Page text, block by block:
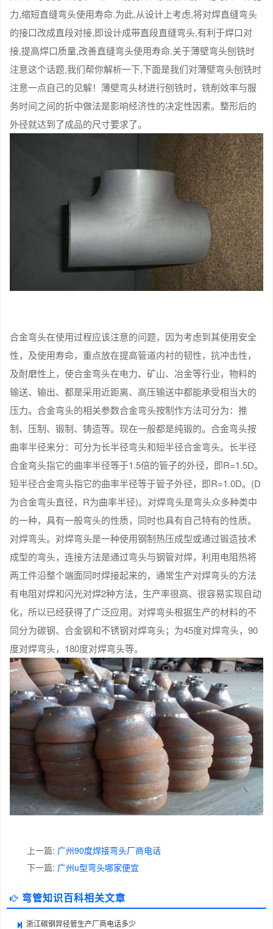
力,缩短直缝弯头使用寿命.为此,从设计上考虑,将对焊直缝弯头
的接口改成直段对接,即设计成带直段直缝弯头,有利于焊口对
接,提高焊口质量,改善直缝弯头使用寿命.关于薄壁弯头刨铣时
注意这个话题,我们帮你解析一下,下面是我们对薄壁弯头刨铣时
注意一点自己的见解！薄壁弯头材进行刨铣时，铣削效率与服
务时间之间的折中做法是影响经济性的决定性因素。整形后的
外径就达到了成品的尺寸要求了。
合金弯头在使用过程应该注意的问题，因为考虑到其使用安全
性，及使用寿命，重点放在提高管道内衬的韧性，抗冲击性，
及耐磨性上，使合金弯头在电力、矿山、冶金等行业，物料的
输送、输出、都是采用近距离、高压输送中都能承受相当大的
压力。合金弯头的相关参数合金弯头按制作方法可分为：推
制、压制、锻制、铸造等。现在一般都是纯锻的。合金弯头按
曲率半径来分：可分为长半径弯头和短半径合金弯头。长半径
合金弯头指它的曲率半径等于1.5倍的管子的外径，即R=1.5D。
短半径合金弯头指它的曲率半径等于管子外径，即R=1.0D。(D
为合金弯头直径，R为曲率半径)。对焊弯头是弯头众多种类中
的一种，具有一般弯头的性质，同时也具有自己特有的性质。
对焊弯头。对焊弯头是一种使用钢制热压成型或通过锻造技术
成型的弯头，连接方法是通过弯头与钢管对焊，利用电阻热将
两工件沿整个端面同时焊接起来的，通常生产对焊弯头的方法
有电阻对焊和闪光对焊2种方法，生产率很高、很容易实现自动
化，所以已经获得了广泛应用。对焊弯头根据生产的材料的不
同分为碳钢、合金钢和不锈钢对焊弯头；为45度对焊弯头，90
度对焊弯头，180度对焊弯头等。
上一篇: 广州90度焊接弯头厂商电话
下一篇: 广州u型弯头哪家便宜
弯管知识百科相关文章
浙江碳钢异径管生产厂商电话多少